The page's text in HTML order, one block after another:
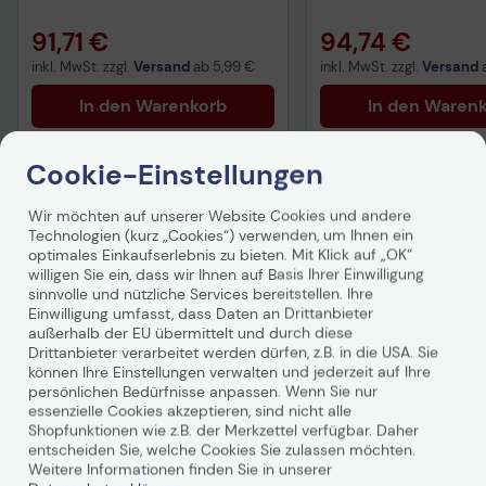
91,71 €
inkl. MwSt. zzgl. Versand ab 5,99 €
In den Warenkorb
Technisches Produktdatenblatt
Vorvertragliche Informationen
gemäß der EU-
Datenverordnung
94,74 €
inkl. MwSt. zzgl. Versand
In den
Technisches
Vorvertragliche
gemäß der EU-
Datenverordnung
Produktbeschreibung
Cookie-Einstellungen
Wir möchten auf unserer Website Cookies und andere
Technologien (kurz „Cookies“) verwenden, um Ihnen ein
optimales Einkaufserlebnis zu bieten. Mit Klick auf „OK“
willigen Sie ein, dass wir Ihnen auf Basis Ihrer Einwilligung
sinnvolle und nützliche Services bereitstellen. Ihre
Einwilligung umfasst, dass Daten an Drittanbieter
außerhalb der EU übermittelt und durch diese
Drittanbieter verarbeitet werden dürfen, z.B. in die USA. Sie
können Ihre Einstellungen verwalten und jederzeit auf Ihre
persönlichen Bedürfnisse anpassen. Wenn Sie nur
essenzielle Cookies akzeptieren, sind nicht alle
Shopfunktionen wie z.B. der Merkzettel verfügbar. Daher
entscheiden Sie, welche Cookies Sie zulassen möchten.
Weitere Informationen finden Sie in unserer